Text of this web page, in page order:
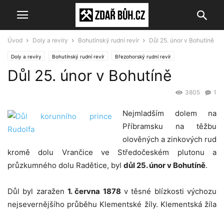
Úvod Doly a revíry Bohutínský rudní revír Důl 25. únor v Bohutíně
Doly a revíry Bohutínský rudní revír Březohorský rudní revír
Důl 25. únor v Bohutíně
1
3805
Nejmladším dolem na
Příbramsku na těžbu
olověných a zinkových rud
kromě dolu Vrančice ve Středočeském plutonu a
průzkumného dolu Radětice, byl důl 25. únor v Bohutíně.
Důl byl zaražen 1. června 1878 v těsné blízkosti výchozu
nejsevernějšího průběhu Klementské žíly. Klementská žíla